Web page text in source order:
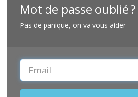
Mot de passe oublié ?
Pas de panique, on va vous aider